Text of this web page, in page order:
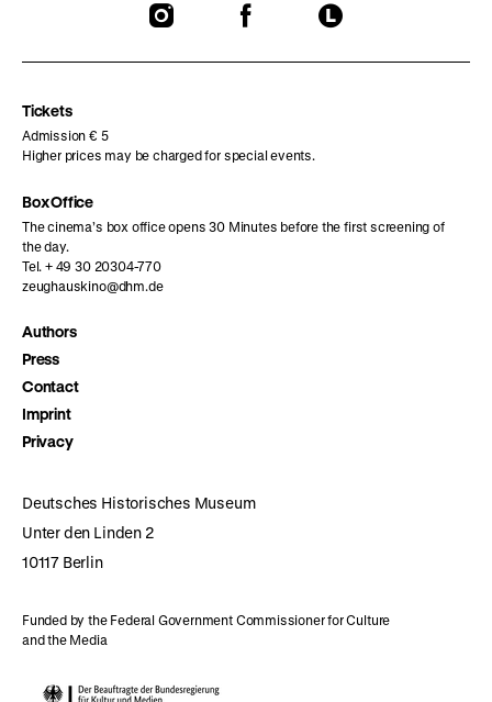
To
To
To
Tickets
Admission € 5
Higher prices may be charged for special events.
Box Office
The cinema’s box office opens 30 Minutes before the first screening of
the day.
Tel. + 49 30 20304-770
zeughauskino@dhm.de
Authors
Press
Contact
Imprint
Privacy
Deutsches Historisches Museum
Unter den Linden 2
10117 Berlin
Funded by the Federal Government Commissioner for Culture
and the Media